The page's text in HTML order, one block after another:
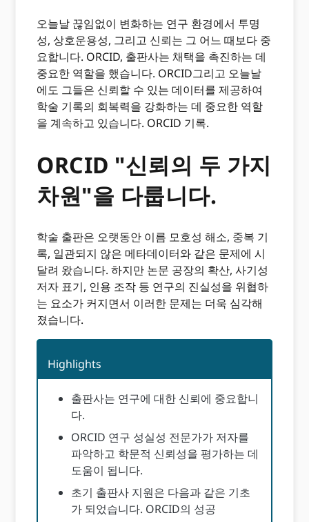
오늘날 끊임없이 변화하는 연구 환경에서 투명
성, 상호운용성, 그리고 신뢰는 그 어느 때보다 중
요합니다. ORCID, 출판사는 채택을 촉진하는 데
중요한 역할을 했습니다. ORCID그리고 오늘날
에도 그들은 신뢰할 수 있는 데이터를 제공하여
학술 기록의 회복력을 강화하는 데 중요한 역할
을 계속하고 있습니다. ORCID 기록.
ORCID "신뢰의 두 가지
차원"을 다룹니다.
학술 출판은 오랫동안 이름 모호성 해소, 중복 기
록, 일관되지 않은 메타데이터와 같은 문제에 시
달려 왔습니다. 하지만 논문 공장의 확산, 사기성
저자 표기, 인용 조작 등 연구의 진실성을 위협하
는 요소가 커지면서 이러한 문제는 더욱 심각해
졌습니다.
Highlights
출판사는 연구에 대한 신뢰에 중요합니
다.
ORCID 연구 성실성 전문가가 저자를
파악하고 학문적 신뢰성을 평가하는 데
도움이 됩니다.
초기 출판사 지원은 다음과 같은 기초
가 되었습니다. ORCID의 성공